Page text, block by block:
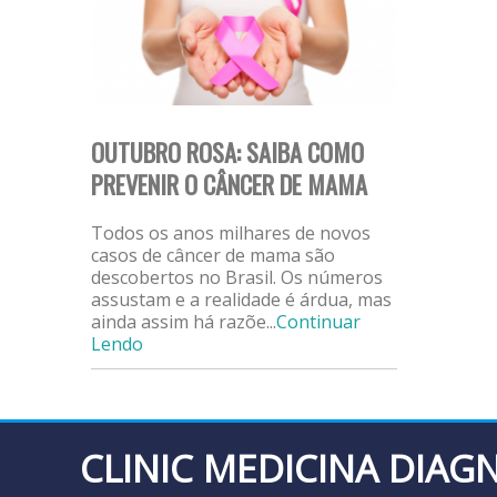
OUTUBRO ROSA: SAIBA COMO
PREVENIR O CÂNCER DE MAMA
Todos os anos milhares de novos
casos de câncer de mama são
descobertos no Brasil. Os números
assustam e a realidade é árdua, mas
ainda assim há razõe...Continuar
Lendo
CLINIC MEDICINA